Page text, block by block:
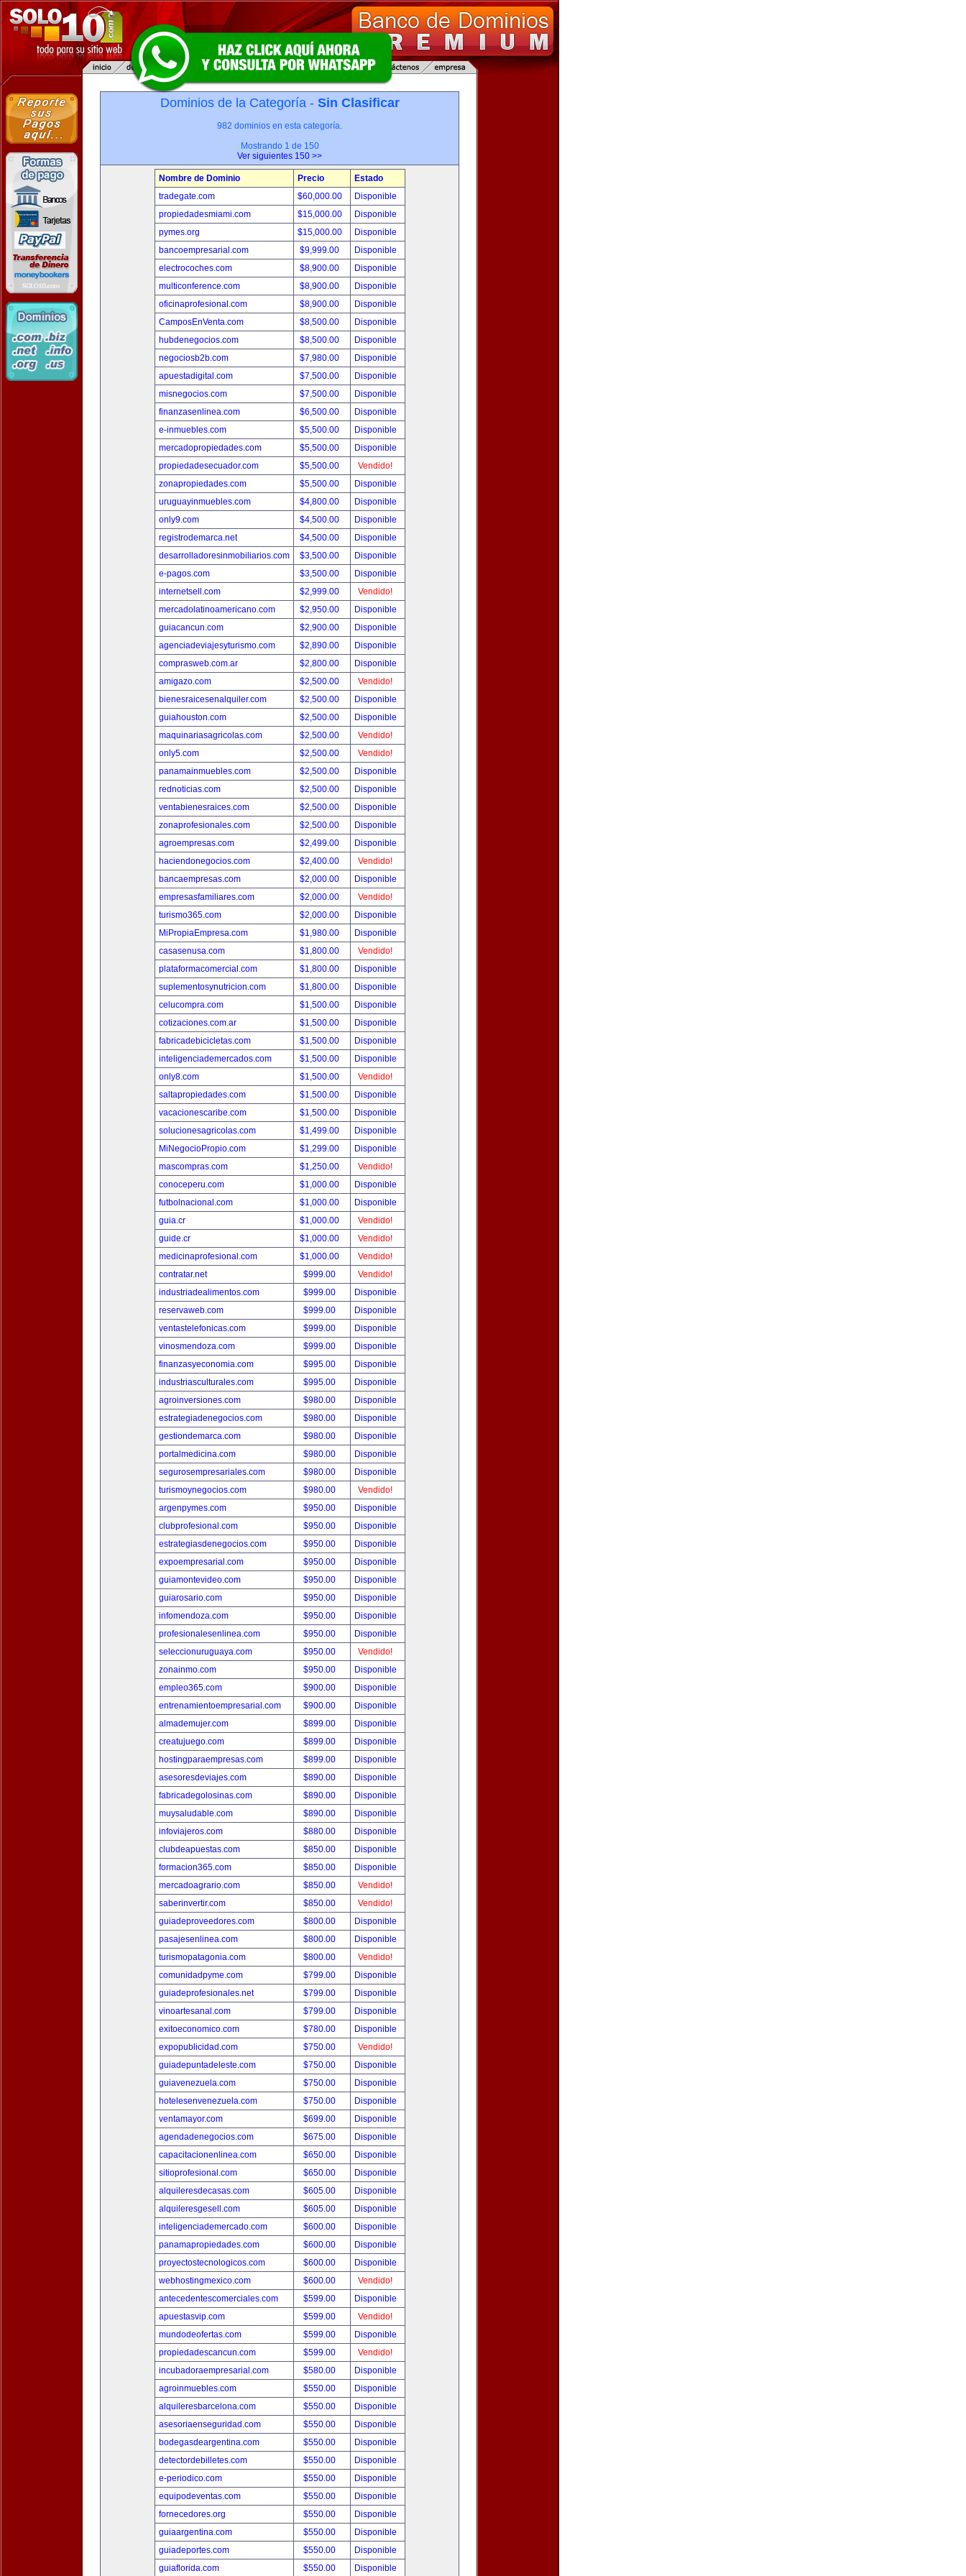
Dominios de la Categoría - Sin Clasificar
982 dominios en esta categoría.
Mostrando 1 de 150
Ver siguientes 150 >>
Nombre de Dominio Precio
Estado
tradegate.com
$60,000.00
Disponible
propiedadesmiami.com
$15,000.00
Disponible
pymes.org
$15,000.00
Disponible
bancoempresarial.com
$9,999.00
Disponible
electrocoches.com
$8,900.00
Disponible
multiconference.com
$8,900.00
Disponible
oficinaprofesional.com
$8,900.00
Disponible
CamposEnVenta.com
$8,500.00
Disponible
hubdenegocios.com
$8,500.00
Disponible
negociosb2b.com
$7,980.00
Disponible
apuestadigital.com
$7,500.00
Disponible
misnegocios.com
$7,500.00
Disponible
finanzasenlinea.com
$6,500.00
Disponible
e-inmuebles.com
$5,500.00
Disponible
mercadopropiedades.com
$5,500.00
Disponible
propiedadesecuador.com
$5,500.00
Vendido!
zonapropiedades.com
$5,500.00
Disponible
uruguayinmuebles.com
$4,800.00
Disponible
only9.com
$4,500.00
Disponible
registrodemarca.net
$4,500.00
Disponible
desarrolladoresinmobiliarios.com
$3,500.00
Disponible
e-pagos.com
$3,500.00
Disponible
internetsell.com
$2,999.00
Vendido!
mercadolatinoamericano.com
$2,950.00
Disponible
guiacancun.com
$2,900.00
Disponible
agenciadeviajesyturismo.com
$2,890.00
Disponible
comprasweb.com.ar
$2,800.00
Disponible
amigazo.com
$2,500.00
Vendido!
bienesraicesenalquiler.com
$2,500.00
Disponible
guiahouston.com
$2,500.00
Disponible
maquinariasagricolas.com
$2,500.00
Vendido!
only5.com
$2,500.00
Vendido!
panamainmuebles.com
$2,500.00
Disponible
rednoticias.com
$2,500.00
Disponible
ventabienesraices.com
$2,500.00
Disponible
zonaprofesionales.com
$2,500.00
Disponible
agroempresas.com
$2,499.00
Disponible
haciendonegocios.com
$2,400.00
Vendido!
bancaempresas.com
$2,000.00
Disponible
empresasfamiliares.com
$2,000.00
Vendido!
turismo365.com
$2,000.00
Disponible
MiPropiaEmpresa.com
$1,980.00
Disponible
casasenusa.com
$1,800.00
Vendido!
plataformacomercial.com
$1,800.00
Disponible
suplementosynutricion.com
$1,800.00
Disponible
celucompra.com
$1,500.00
Disponible
cotizaciones.com.ar
$1,500.00
Disponible
fabricadebicicletas.com
$1,500.00
Disponible
inteligenciademercados.com
$1,500.00
Disponible
only8.com
$1,500.00
Vendido!
saltapropiedades.com
$1,500.00
Disponible
vacacionescaribe.com
$1,500.00
Disponible
solucionesagricolas.com
$1,499.00
Disponible
MiNegocioPropio.com
$1,299.00
Disponible
mascompras.com
$1,250.00
Vendido!
conoceperu.com
$1,000.00
Disponible
futbolnacional.com
$1,000.00
Disponible
guia.cr
$1,000.00
Vendido!
guide.cr
$1,000.00
Vendido!
medicinaprofesional.com
$1,000.00
Vendido!
contratar.net
$999.00
Vendido!
industriadealimentos.com
$999.00
Disponible
reservaweb.com
$999.00
Disponible
ventastelefonicas.com
$999.00
Disponible
vinosmendoza.com
$999.00
Disponible
finanzasyeconomia.com
$995.00
Disponible
industriasculturales.com
$995.00
Disponible
agroinversiones.com
$980.00
Disponible
estrategiadenegocios.com
$980.00
Disponible
gestiondemarca.com
$980.00
Disponible
portalmedicina.com
$980.00
Disponible
segurosempresariales.com
$980.00
Disponible
turismoynegocios.com
$980.00
Vendido!
argenpymes.com
$950.00
Disponible
clubprofesional.com
$950.00
Disponible
estrategiasdenegocios.com
$950.00
Disponible
expoempresarial.com
$950.00
Disponible
guiamontevideo.com
$950.00
Disponible
guiarosario.com
$950.00
Disponible
infomendoza.com
$950.00
Disponible
profesionalesenlinea.com
$950.00
Disponible
seleccionuruguaya.com
$950.00
Vendido!
zonainmo.com
$950.00
Disponible
empleo365.com
$900.00
Disponible
entrenamientoempresarial.com
$900.00
Disponible
almademujer.com
$899.00
Disponible
creatujuego.com
$899.00
Disponible
hostingparaempresas.com
$899.00
Disponible
asesoresdeviajes.com
$890.00
Disponible
fabricadegolosinas.com
$890.00
Disponible
muysaludable.com
$890.00
Disponible
infoviajeros.com
$880.00
Disponible
clubdeapuestas.com
$850.00
Disponible
formacion365.com
$850.00
Disponible
mercadoagrario.com
$850.00
Vendido!
saberinvertir.com
$850.00
Vendido!
guiadeproveedores.com
$800.00
Disponible
pasajesenlinea.com
$800.00
Disponible
turismopatagonia.com
$800.00
Vendido!
comunidadpyme.com
$799.00
Disponible
guiadeprofesionales.net
$799.00
Disponible
vinoartesanal.com
$799.00
Disponible
exitoeconomico.com
$780.00
Disponible
expopublicidad.com
$750.00
Vendido!
guiadepuntadeleste.com
$750.00
Disponible
guiavenezuela.com
$750.00
Disponible
hotelesenvenezuela.com
$750.00
Disponible
ventamayor.com
$699.00
Disponible
agendadenegocios.com
$675.00
Disponible
capacitacionenlinea.com
$650.00
Disponible
sitioprofesional.com
$650.00
Disponible
alquileresdecasas.com
$605.00
Disponible
alquileresgesell.com
$605.00
Disponible
inteligenciademercado.com
$600.00
Disponible
panamapropiedades.com
$600.00
Disponible
proyectostecnologicos.com
$600.00
Disponible
webhostingmexico.com
$600.00
Vendido!
antecedentescomerciales.com
$599.00
Disponible
apuestasvip.com
$599.00
Vendido!
mundodeofertas.com
$599.00
Disponible
propiedadescancun.com
$599.00
Vendido!
incubadoraempresarial.com
$580.00
Disponible
agroinmuebles.com
$550.00
Disponible
alquileresbarcelona.com
$550.00
Disponible
asesoriaenseguridad.com
$550.00
Disponible
bodegasdeargentina.com
$550.00
Disponible
detectordebilletes.com
$550.00
Disponible
e-periodico.com
$550.00
Disponible
equipodeventas.com
$550.00
Disponible
fornecedores.org
$550.00
Disponible
guiaargentina.com
$550.00
Disponible
guiadeportes.com
$550.00
Disponible
guiaflorida.com
$550.00 Disponible